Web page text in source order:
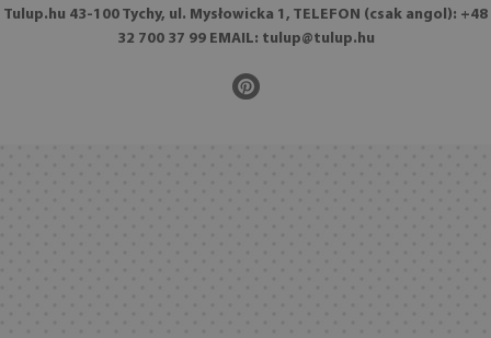
Tulup.hu 43-100 Tychy, ul. Mysłowicka 1, TELEFON (csak angol): +48
32 700 37 99 EMAIL: tulup@tulup.hu